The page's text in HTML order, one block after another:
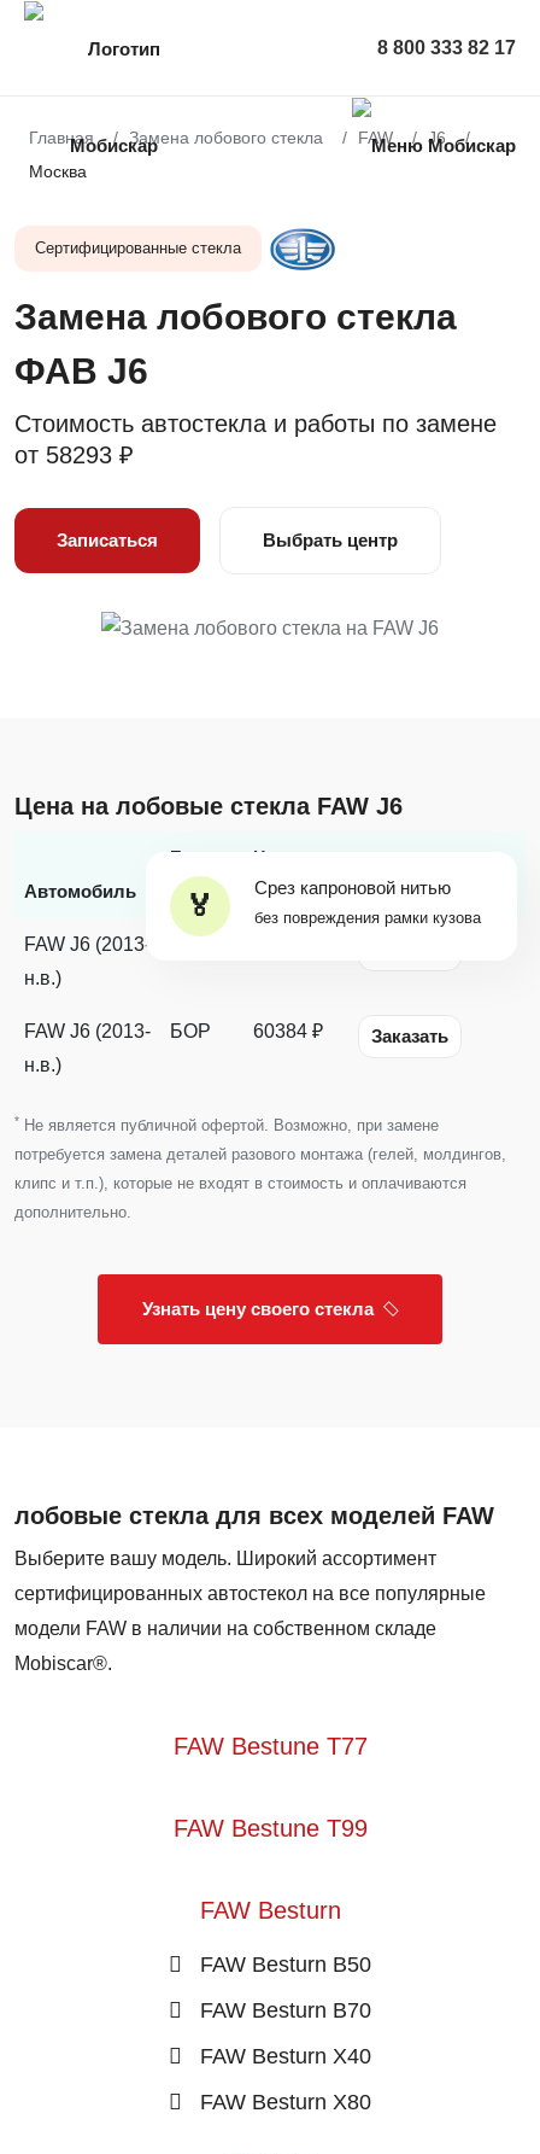
8 800 333 82 17
Главная Замена лобового стекла FAW
J6
Москва
Сертифицированные стекла
Замена лобового стекла
ФАВ J6
Стоимость автостекла и работы по замене
от 58293 ₽
Записаться Выбрать центр
Срез капроновой нитью
без повреждения рамки кузова
Цена на лобовые стекла FAW J6
Автомобиль
Бренд
стекла
Цена с
заменой* Наличие
FAW J6 (2013-
н.в.)
FAW J6 (2013-
н.в.)
БОР 60384 ₽ Заказать
* Не является публичной офертой. Возможно, при замене
потребуется замена деталей разового монтажа (гелей, молдингов,
клипс и т.п.), которые не входят в стоимость и оплачиваются
дополнительно.
Узнать цену своего стекла
лобовые стекла для всех моделей FAW
Выберите вашу модель. Широкий ассортимент
сертифицированных автостекол на все популярные
модели FAW в наличии на собственном складе
Mobiscar®.
FAW Bestune T77
FAW Bestune T99
FAW Besturn
FAW Besturn B50
FAW Besturn B70
FAW Besturn X40
FAW Besturn X80